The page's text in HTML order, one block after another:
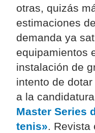
otras, quizás
estimaciones
demanda ya
equipamientos
instalación de
intento de
a la
Master Series
tenis». Revista